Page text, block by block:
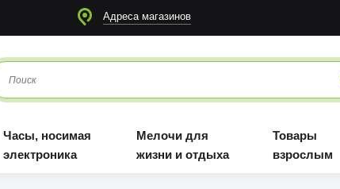
Адреса магазинов
Часы, носимая
электроника
Мелочи для
жизни и отдыха
Товары
взрослым